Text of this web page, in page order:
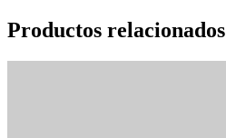
Productos relacionados